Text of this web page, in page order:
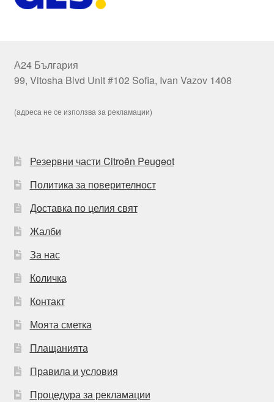
А24 България
99, Vitosha Blvd Unit #102 Sofia, Ivan Vazov 1408
(адреса не се използва за рекламации)
Резервни части Citroën Peugeot
Политика за поверителност
Доставка по целия свят
Жалби
За нас
Количка
Контакт
Моята сметка
Плащанията
Правила и условия
Процедура за рекламации